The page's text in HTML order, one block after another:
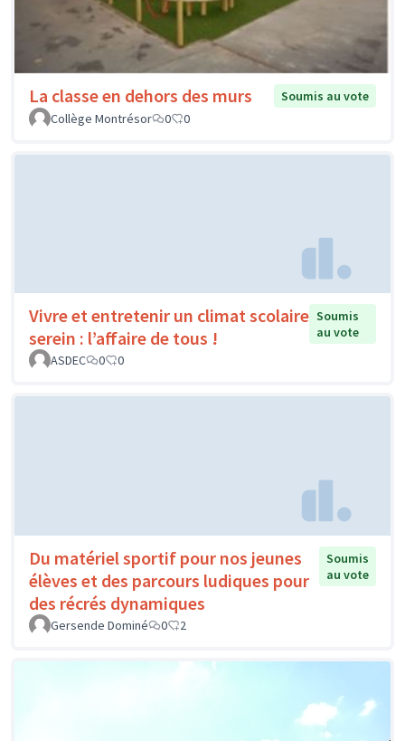
La classe en dehors des murs
Soumis au vote
Collège Montrésor
0 0
Vivre et entretenir un climat scolaire
serein : l’affaire de tous !
Soumis
au vote
ASDEC
0 0
Du matériel sportif pour nos jeunes
élèves et des parcours ludiques pour
des récrés dynamiques
Soumis
au vote
Gersende Dominé 0 2